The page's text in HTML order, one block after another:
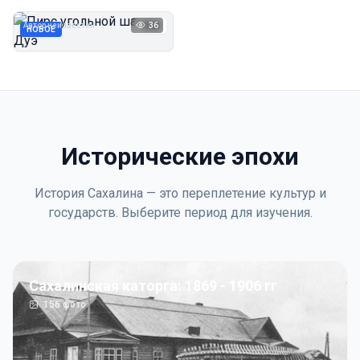
НОВОЕ 1923
Автор неизвестен 36
Исторические эпохи
История Сахалина — это переплетение культур и
государств. Выберите период для изучения.
Сахалинская каторга: 1869 - 1906 гг
156фото